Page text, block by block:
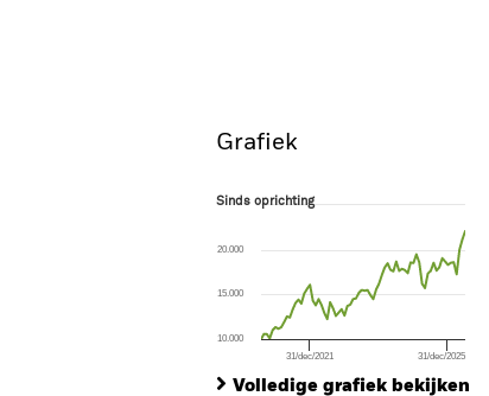
Grafiek
Sinds oprichting
The chart has 1 X axis displaying
The chart has 1 Y axis displaying values.
Sinds oprichting
31/dec/2021 31/dec/2025
10.000
15.000
20.000
Volledige grafiek bekijken